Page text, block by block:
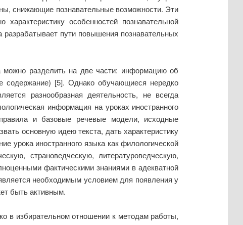
снижающие познавательные возможности. Эти
особенностей познавательной
пути повышения познавательных
можно разделить на две части: информацию об
содержание) [5]. Однако обучающиеся нередко
разнообразная деятельность, не всегда
информация на уроках иностранного
и базовые речевые модели, исходные
основную идею текста, дать характеристику
урока иностранного языка как филологической
страноведческую, литературоведческую,
фактическими знаниями в адекватной
необходимым условием для появления у
быть активным.
в избирательном отношении к методам работы,